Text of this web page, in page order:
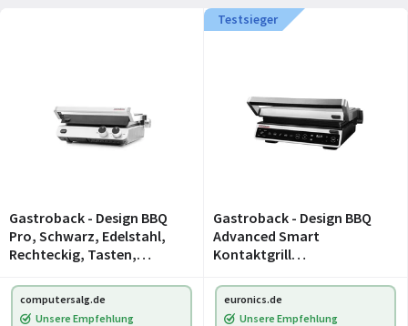
Gastroback - Design BBQ
Pro, Schwarz, Edelstahl,
Rechteckig, Tasten,
300 mm, 2 Zone(n)
Testsieger
Gastroback - Design BBQ
Advanced Smart
Kontaktgrill
computersalg.de
Unsere Empfehlung
euronics.de
Unsere Empfehlung